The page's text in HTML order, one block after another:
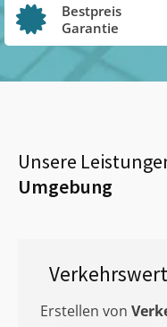
Bestpreis
Garantie
Unsere
Umgebung
Erstellen von